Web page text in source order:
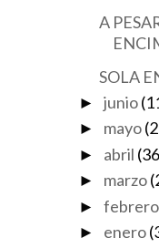
A
SOLA
► junio
► mayo
► abril
► marzo
► febrero
► enero